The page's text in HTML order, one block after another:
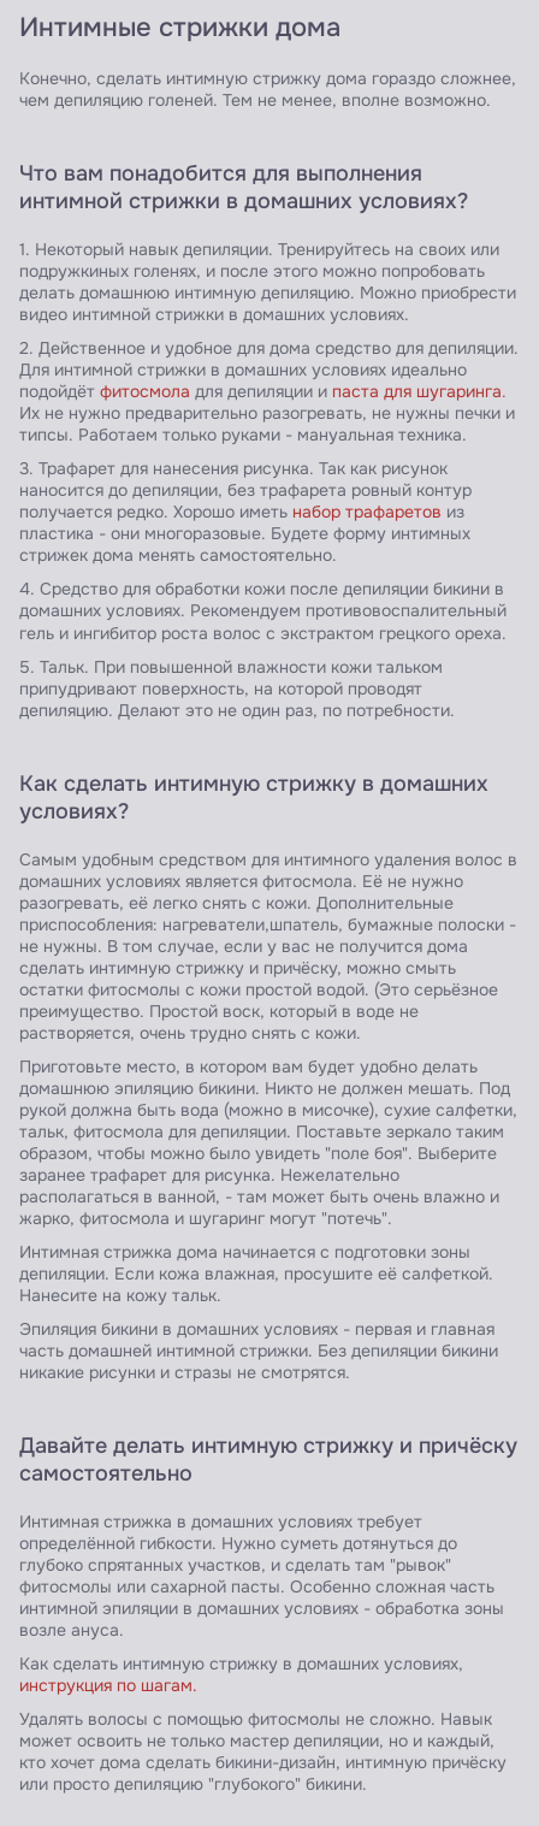
Интимные стрижки дома
Конечно, сделать интимную стрижку дома гораздо сложнее,
чем депиляцию голеней. Тем не менее, вполне возможно.
Что вам понадобится для выполнения
интимной стрижки в домашних условиях?
1. Некоторый навык депиляции. Тренируйтесь на своих или
подружкиных голенях, и после этого можно попробовать
делать домашнюю интимную депиляцию. Можно приобрести
видео интимной стрижки в домашних условиях.
2. Действенное и удобное для дома средство для депиляции.
Для интимной стрижки в домашних условиях идеально
подойдёт фитосмола для депиляции и паста для шугаринга.
Их не нужно предварительно разогревать, не нужны печки и
типсы. Работаем только руками - мануальная техника.
3. Трафарет для нанесения рисунка. Так как рисунок
наносится до депиляции, без трафарета ровный контур
получается редко. Хорошо иметь набор трафаретов из
пластика - они многоразовые. Будете форму интимных
стрижек дома менять самостоятельно.
4. Средство для обработки кожи после депиляции бикини в
домашних условиях. Рекомендуем противовоспалительный
гель и ингибитор роста волос с экстрактом грецкого ореха.
5. Тальк. При повышенной влажности кожи тальком
припудривают поверхность, на которой проводят
депиляцию. Делают это не один раз, по потребности.
Как сделать интимную стрижку в домашних
условиях?
Самым удобным средством для интимного удаления волос в
домашних условиях является фитосмола. Её не нужно
разогревать, её легко снять с кожи. Дополнительные
приспособления: нагреватели,шпатель, бумажные полоски -
не нужны. В том случае, если у вас не получится дома
сделать интимную стрижку и причёску, можно смыть
остатки фитосмолы с кожи простой водой. (Это серьёзное
преимущество. Простой воск, который в воде не
растворяется, очень трудно снять с кожи.
Приготовьте место, в котором вам будет удобно делать
домашнюю эпиляцию бикини. Никто не должен мешать. Под
рукой должна быть вода (можно в мисочке), сухие салфетки,
тальк, фитосмола для депиляции. Поставьте зеркало таким
образом, чтобы можно было увидеть "поле боя". Выберите
заранее трафарет для рисунка. Нежелательно
располагаться в ванной, - там может быть очень влажно и
жарко, фитосмола и шугаринг могут "потечь".
Интимная стрижка дома начинается с подготовки зоны
депиляции. Если кожа влажная, просушите её салфеткой.
Нанесите на кожу тальк.
Эпиляция бикини в домашних условиях - первая и главная
часть домашней интимной стрижки. Без депиляции бикини
никакие рисунки и стразы не смотрятся.
Давайте делать интимную стрижку и причёску
самостоятельно
Интимная стрижка в домашних условиях требует
определённой гибкости. Нужно суметь дотянуться до
глубоко спрятанных участков, и сделать там "рывок"
фитосмолы или сахарной пасты. Особенно сложная часть
интимной эпиляции в домашних условиях - обработка зоны
возле ануса.
Как сделать интимную стрижку в домашних условиях,
инструкция по шагам.
Удалять волосы с помощью фитосмолы не сложно. Навык
может освоить не только мастер депиляции, но и каждый,
кто хочет дома сделать бикини-дизайн, интимную причёску
или просто депиляцию "глубокого" бикини.